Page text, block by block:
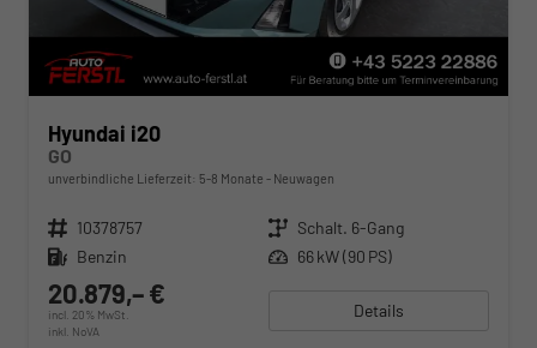
Hyundai i20
GO
unverbindliche Lieferzeit: 5-8 Monate Neuwagen
Fahrzeugnr. 10378757 Getriebe Schalt. 6-Gang
Kraftstoff Benzin Leistung 66 kW (90 PS)
20.879,– €
incl. 20% MwSt.
inkl. NoVA
Details